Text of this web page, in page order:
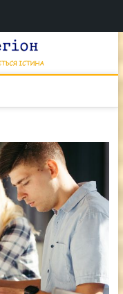
НАРОДЖУЄТЬСЯ